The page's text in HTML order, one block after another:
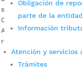
Obligación de
parte de la entidad
Información
Atención y servicios
Trámites
sostenible e incluyente.
Castrillón,
Alexander Quintero,
rehabilitación Con el